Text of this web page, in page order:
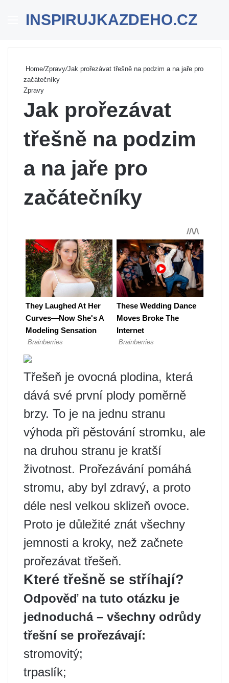
Menu
INSPIRUJKAZDEHO.CZ
Home/Zpravy/Jak prořezávat třešně na podzim a na jaře pro
začátečníky
Zpravy
Jak prořezávat
třešně na podzim
a na jaře pro
začátečníky
Třešeň je ovocná plodina, která
dává své první plody poměrně
brzy. To je na jednu stranu
výhoda při pěstování stromku, ale
na druhou stranu je kratší
životnost. Prořezávání pomáhá
stromu, aby byl zdravý, a proto
déle nesl velkou sklizeň ovoce.
Proto je důležité znát všechny
jemnosti a kroky, než začnete
prořezávat třešeň.
Které třešně se stříhají?
Odpověď na tuto otázku je
jednoduchá – všechny odrůdy
třešní se prořezávají:
stromovitý;
trpaslík;